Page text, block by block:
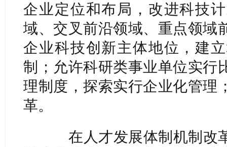
企业定位和布局，改进科技
域、交叉前沿领域、重点领域
企业科技创新主体地位，建
制；允许科研类事业单位实行
理制度，探索实行企业化管理
革。
在人才发展体制机制改